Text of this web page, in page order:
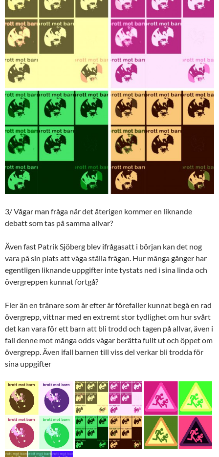
3/ Vågar man fråga när det återigen kommer en liknande
debatt som tas på samma allvar?
Även fast Patrik Sjöberg blev ifrågasatt i början kan det nog
vara på sin plats att våga ställa frågan. Hur många gånger har
egentligen liknande uppgifter inte tystats ned i sina linda och
övergreppen kunnat fortgå?
Fler än en tränare som år efter år förefaller kunnat begå en rad
övergrepp, vittnar med en extremt stor tydlighet om hur svårt
det kan vara för ett barn att bli trodd och tagen på allvar, även i
fall denne mot många odds vågar berätta fullt ut och öppet om
övergrepp. Även ifall barnen till viss del verkar bli trodda för
sina uppgifter